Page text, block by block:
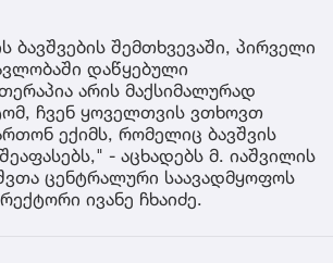
ბავშვების შემთხვევაში, პირველი
დაწყებული
არის მაქსიმალურად
ჩვენ ყოველთვის ვთხოვთ
ექიმს, რომელიც ბავშვის
- აცხადებს მ. იაშვილის
ცენტრალური საავადმყოფოს
ივანე ჩხაიძე.